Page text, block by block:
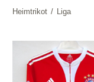
Heimtrikot / Liga